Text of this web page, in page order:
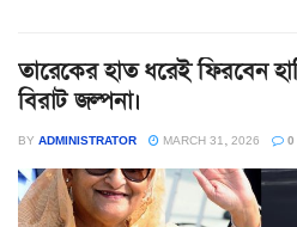
তারেকের হাত ধরেই ফিরবেন
বিরাট জল্পনা।
BY ADMINISTRATOR MARCH 31, 2026 0